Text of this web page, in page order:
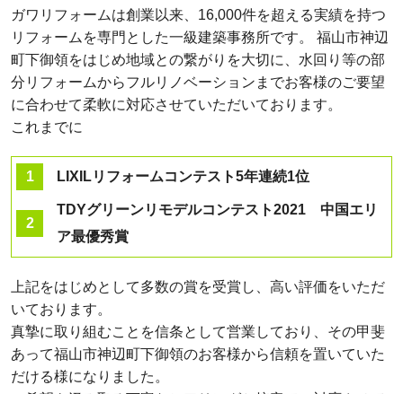
ガワリフォームは創業以来、16,000件を超える実績を持つ
リフォームを専門とした一級建築事務所です。 福山市神辺
町下御領をはじめ地域との繋がりを大切に、水回り等の部
分リフォームからフルリノベーションまでお客様のご要望
に合わせて柔軟に対応させていただいております。
これまでに
LIXILリフォームコンテスト5年連続1位
TDYグリーンリモデルコンテスト2021 中国エリ
ア最優秀賞
上記をはじめとして多数の賞を受賞し、高い評価をいただ
いております。
真摯に取り組むことを信条として営業しており、その甲斐
あって福山市神辺町下御領のお客様から信頼を置いていた
だける様になりました。